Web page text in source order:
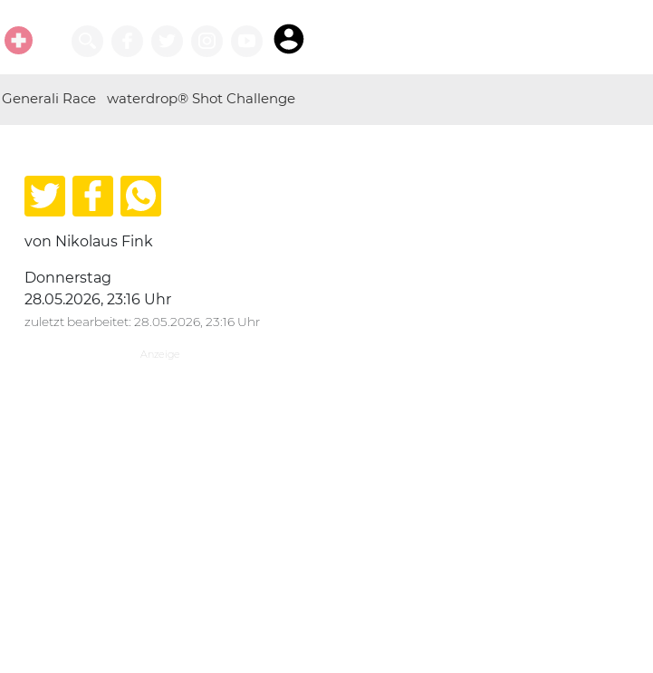
Generali Race waterdrop® Shot Challenge
von Nikolaus Fink
Donnerstag
28.05.2026, 23:16 Uhr
zuletzt bearbeitet: 28.05.2026, 23:16 Uhr